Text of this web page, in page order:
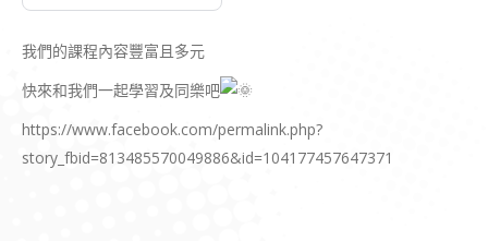
我們的課程內容豐富且多元
快來和我們一起學習及同樂吧
https://www.facebook.com/permalink.php?
story_fbid=813485570049886&id=104177457647371